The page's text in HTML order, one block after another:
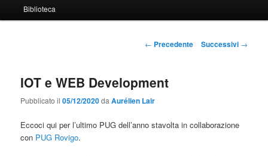
Biblioteca
Navigazione
← Precedente Successivi →
IOT e WEB Development
Pubblicato il05/12/2020daAurélien Lair
Eccoci qui per l’ultimo PUG dell’anno stavolta in collaborazione
con PUG Rovigo.